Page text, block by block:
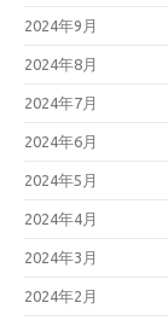
2024年9月
2024年8月
2024年7月
2024年6月
2024年5月
2024年4月
2024年3月
2024年2月